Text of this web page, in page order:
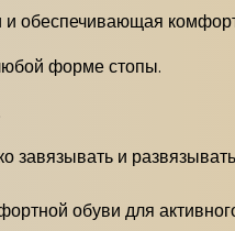
обеспечивающая
форме стопы.
завязывать и
обуви для